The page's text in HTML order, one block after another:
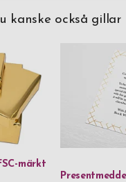
kanske också gillar
märkt